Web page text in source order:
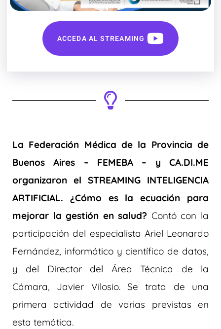
ACCEDA AL STREAMING
La Federación Médica de la Provincia de
Buenos Aires – FEMEBA – y CA.DI.ME
organizaron el STREAMING INTELIGENCIA
ARTIFICIAL. ¿Cómo es la ecuación para
mejorar la gestión en salud? Contó con la
participación del especialista Ariel Leonardo
Fernández, informático y científico de datos,
y del Director del Área Técnica de la
Cámara, Javier Vilosio. Se trata de una
primera actividad de varias previstas en
esta temática.